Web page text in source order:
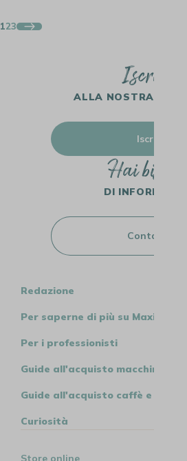
123
Iscriviti
ALLA NOSTRA
Iscriviti
Hai bisogno
DI
Contattaci
Redazione
Per saperne di più su MaxiCoffee
Per i professionisti
Guide all'acquisto macchine
Guide all'acquisto caffè e tè
Curiosità
Store online